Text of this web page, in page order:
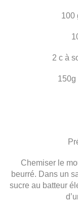
100
2 c à
150g
Chemiser le
beurré. Dans un
sucre au batteur